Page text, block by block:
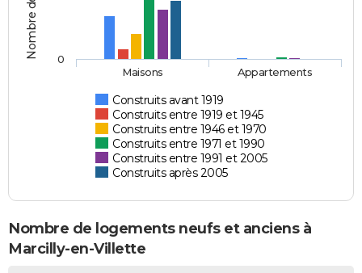
Construits avant 1919
Construits entre 1919 et 1945
Construits entre 1946 et 1970
Construits entre 1971 et 1990
Construits entre 1991 et 2005
Construits après 2005
Maisons Appartements
0
Nombre de logements neufs et anciens à
Marcilly-en-Villette